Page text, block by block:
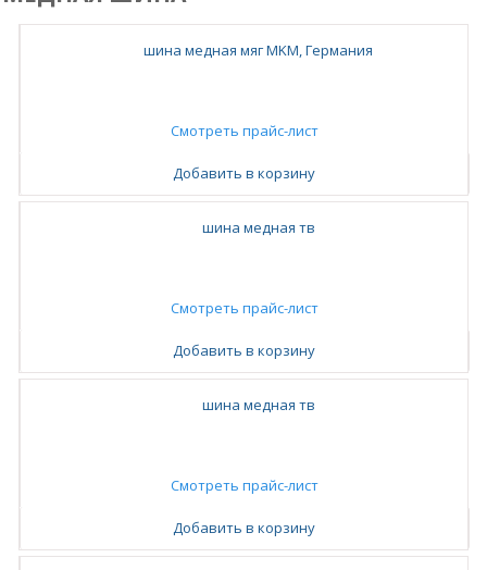
шина медная мяг MKM, Германия
Смотреть прайс-лист
Добавить в корзину
шина медная тв
Смотреть прайс-лист
Добавить в корзину
шина медная тв
Смотреть прайс-лист
Добавить в корзину